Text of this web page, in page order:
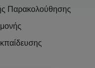
Παρακολούθησης